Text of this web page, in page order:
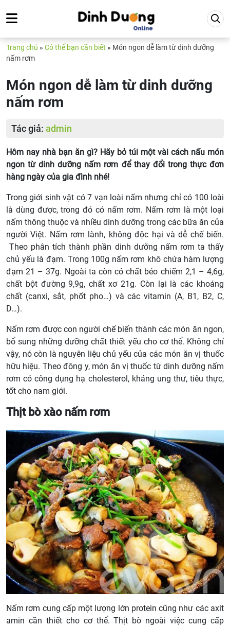
Trang chủ » Có thể bạn cần biết » Món ngon dễ làm từ dinh dưỡng
nấm rơm
Món ngon dễ làm từ dinh dưỡng
nấm rơm
Tác giả: admin
Hôm nay nhà bạn ăn gì? Hãy bỏ túi một vài cách nấu món
ngon từ dinh dưỡng nấm rơm để thay đổi trong thực đơn
hàng ngày của gia đình nhé!
Trong giới sinh vật có 7 vạn loài nấm nhưng chỉ có 100 loài
là dùng được, trong đó có nấm rơm. Nấm rơm là một loại
nấm thông thuộc và nhiều dinh dưỡng trong các bữa ăn của
người Việt. Nấm rơm lành, không độc hại và dễ chế biến.
Theo phân tích thành phần dinh dưỡng nấm rơm ta thấy
chủ yếu là đạm. Trong 100g nấm rơm khô chứa hàm lượng
đạm 21 – 37g. Ngoài ta còn có chất béo chiếm 2,1 – 4,6g,
chất bột đường 9,9g, chất xơ 21g. Còn lại là các khoáng
chất (canxi, sắt, phốt pho…) và các vitamin (A, B1, B2, C,
D…).
Nấm rơm được con người chế biến thành các món ăn ngon,
bổ sung những dưỡng chất thiết yếu cho cơ thể. Không chỉ
vậy, nó còn là nguyên liệu chủ yếu của các món ăn vị thuốc
hữu hiệu. Theo đông y, món ăn vị thuốc từ dinh dưỡng nấm
rơm có công dụng hạ cholesterol, kháng ung thư, tiêu thực,
tốt cho nam giới.
Thịt bò xào nấm rơm
Nấm rơm cung cấp một lượng lớn protein cũng như các axit
amin cần thiết cho cơ thể. Thịt bò ngoài việc cung cấp